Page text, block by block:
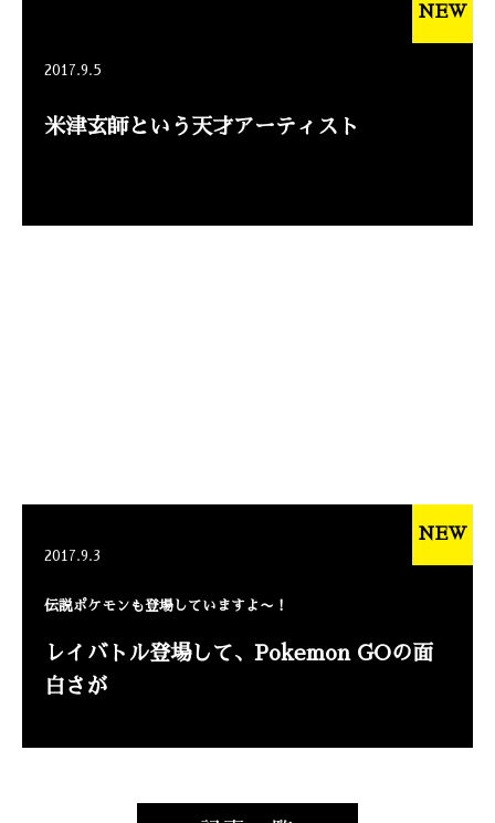
2017.9.5
米津玄師という天才アーティスト
NEW
2017.9.3
伝説ポケモンも登場していますよ〜！
レイバトル登場して、Pokemon GOの面
白さが
NEW